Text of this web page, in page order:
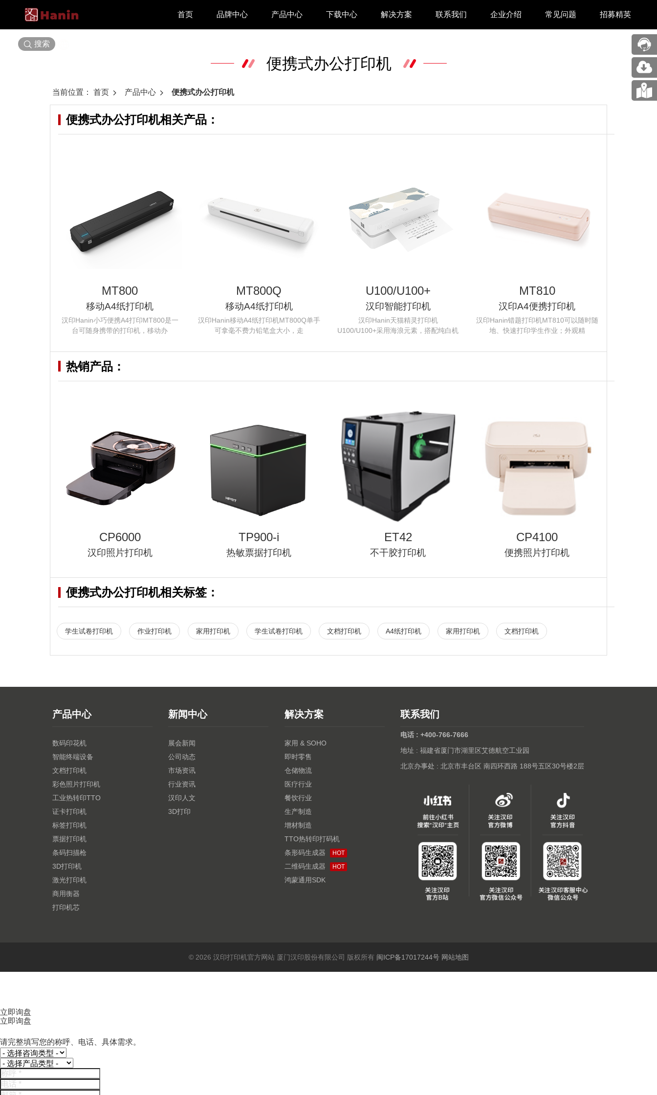
首页 品牌中心 产品中心 下载中心
APP下载
解决方案
即时零售
TTO热转印打码机
定位数码印花机
联系我们 企业介绍
市场资讯
行业资讯
常见问题 招募精英
搜索
便携式办公打印机
当前位置： 首页 产品中心 便携式办公打印机
便携式办公打印机相关产品：
MT800
移动A4纸打印机
汉印Hanin小巧便携A4打印MT800是一
台可随身携带的打印机，移动办
MT800Q
移动A4纸打印机
汉印Hanin移动A4纸打印机MT800Q单手
可拿毫不费力铅笔盒大小，走
U100/U100+
汉印智能打印机
汉印Hanin天猫精灵打印机
U100/U100+采用海浪元素，搭配纯白机
MT810
汉印A4便携打印机
汉印Hanin错题打印机MT810可以随时随
地、快速打印学生作业；外观精
热销产品：
CP6000
汉印照片打印机
TP900-i
热敏票据打印机
ET42
不干胶打印机
CP4100
便携照片打印机
便携式办公打印机相关标签：
学生试卷打印机 作业打印机 家用打印机 学生试卷打印机 文档打印机 A4纸打印机 家用打印机 文档打印机
产品中心
数码印花机
智能终端设备
文档打印机
彩色照片打印机
工业热转印TTO
证卡打印机
标签打印机
票据打印机
条码扫描枪
3D打印机
激光打印机
商用衡器
打印机芯
新闻中心
展会新闻
公司动态
市场资讯
行业资讯
汉印人文
3D打印
解决方案
家用 & SOHO
即时零售
仓储物流
医疗行业
餐饮行业
生产制造
增材制造
TTO热转印打码机
条形码生成器
HOT
二维码生成器 HOT
鸿蒙通用SDK
联系我们
电话 : +400-766-7666
地址 : 福建省厦门市湖里区艾德航空工业园
北京办事处 : 北京市丰台区 南四环西路 188号五区30号楼2层
© 2026 汉印打印机官方网站 厦门汉印股份有限公司 版权所有 闽ICP备17017244号 网站地图
立即询盘
立即询盘
请完整填写您的称呼、电话、具体需求。